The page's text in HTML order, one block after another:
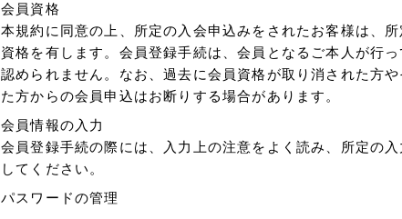
会員資格
本規約に同意の上、所定の入会申込みをされたお客様は、
資格を有します。会員登録手続は、会員となるご本人が行
認められません。なお、過去に会員資格が取り消された方
た方からの会員申込はお断りする場合があります。
会員情報の入力
会員登録手続の際には、入力上の注意をよく読み、所定の
してください。
パスワードの管理